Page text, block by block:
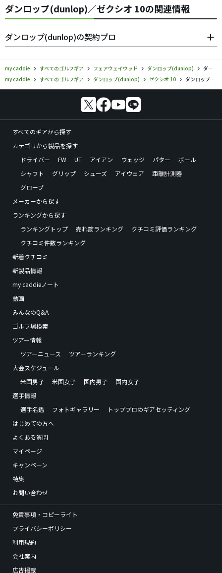
ダンロップ(dunlop)／ゼクシオ 10の関連情報
ダンロップ(dunlop)の契約プロ
my caddie すべてのゴルフギア フェアウェイウッド ダンロップ(dunlop)
ダンロップ／ゼクシオ 10／フェアウェイウッドの口コミ評価
my caddie
すべてのゴルフギア ダンロップ(dunlop) ゼクシオ 10 ダンロップ／ゼクシオ 10／フェアウェイウッドの口コミ評価
すべてのギアから探す
カテゴリから製品を探す
ドライバー
FW UT アイアン ウェッジ パター
ボール
シャフト
グリップ シューズ アイウェア
距離計測器
グローブ
メーカーから探す
ランキングから探す
ランキングトップ
売れ筋ランキング
クチコミ評価ランキング
クチコミ件数ランキング
新着クチコミ
新製品情報
my caddieノート
動画
みんなのQ&A
ゴルフ場検索
ツアー情報
ツアーニュース
ツアーランキング
大会スケジュール
米国男子
米国女子 国内男子
国内女子
選手情報
選手名鑑
フォトギャラリー
トッププロのギアセッティング
はじめての方へ
よくある質問
マイページ
キャンペーン
特集
お問い合わせ
免責事項・コピーライト
プライバシーポリシー
利用規約
会社案内
広告掲載